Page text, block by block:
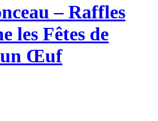
– Raffles
les Fêtes de
un Œuf